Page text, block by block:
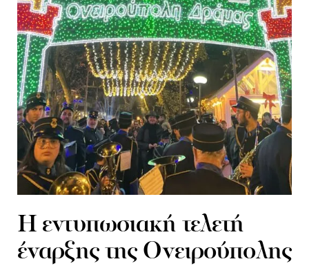
Η εντυπωσιακή τελετή
έναρξης της Ονειρούπολης